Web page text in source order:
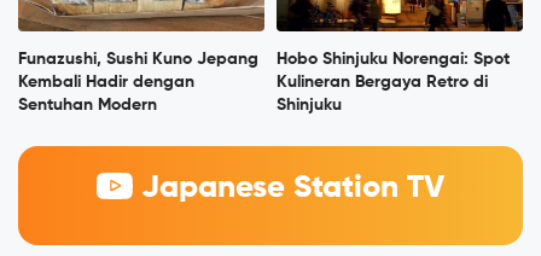
Funazushi, Sushi Kuno Jepang
Kembali Hadir dengan
Sentuhan Modern
Hobo Shinjuku Norengai: Spot
Kulineran Bergaya Retro di
Shinjuku
Japanese Station TV